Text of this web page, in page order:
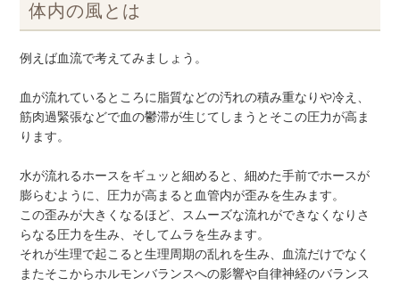
体内の風とは
例えば血流で考えてみましょう。
血が流れているところに脂質などの汚れの積み重なりや冷え、
筋肉過緊張などで血の鬱滞が生じてしまうとそこの圧力が高ま
ります。
水が流れるホースをギュッと細めると、細めた手前でホースが
膨らむように、圧力が高まると血管内が歪みを生みます。
この歪みが大きくなるほど、スムーズな流れができなくなりさ
らなる圧力を生み、そしてムラを生みます。
それが生理で起こると生理周期の乱れを生み、血流だけでなく
またそこからホルモンバランスへの影響や自律神経のバランス